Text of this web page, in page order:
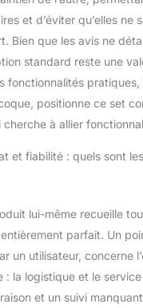
et d’éviter qu’elles ne
Bien que les avis ne
standard reste une
fonctionnalités
positionne ce set
à allier
et fiabilité : quels sont
lui-même recueille
parfait. Un
un utilisateur, concerne
: la logistique et le
et un suivi